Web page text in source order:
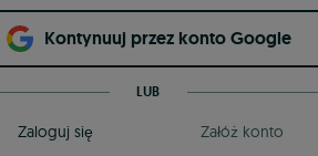
Kontynuuj przez konto Google
LUB
Zaloguj się Załóż konto